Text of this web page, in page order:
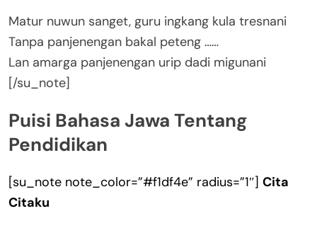
Matur nuwun sanget, guru ingkang kula tresnani
Tanpa panjenengan bakal peteng ……
Lan amarga panjenengan urip dadi migunani
[/su_note]
Puisi Bahasa Jawa Tentang
Pendidikan
[su_note note_color=”#f1df4e” radius=”1″] Cita
Citaku